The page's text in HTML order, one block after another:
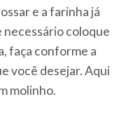
e a farinha já
coloque
faça conforme a
você desejar. Aqui
molinho.